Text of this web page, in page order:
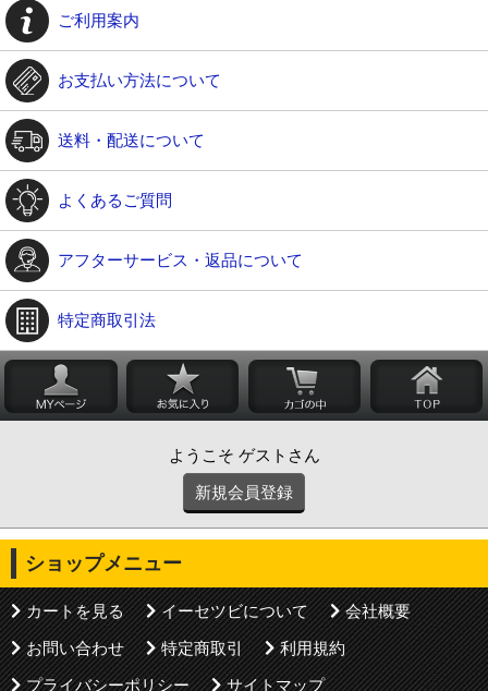
ご利用案内
お支払い方法について
送料・配送について
よくあるご質問
アフターサービス・返品について
特定商取引法
ようこそ ゲストさん
新規会員登録
ショップメニュー
カートを見る イーセツビについて
会社概要
お問い合わせ
特定商取引
利用規約
プライバシーポリシー
サイトマップ